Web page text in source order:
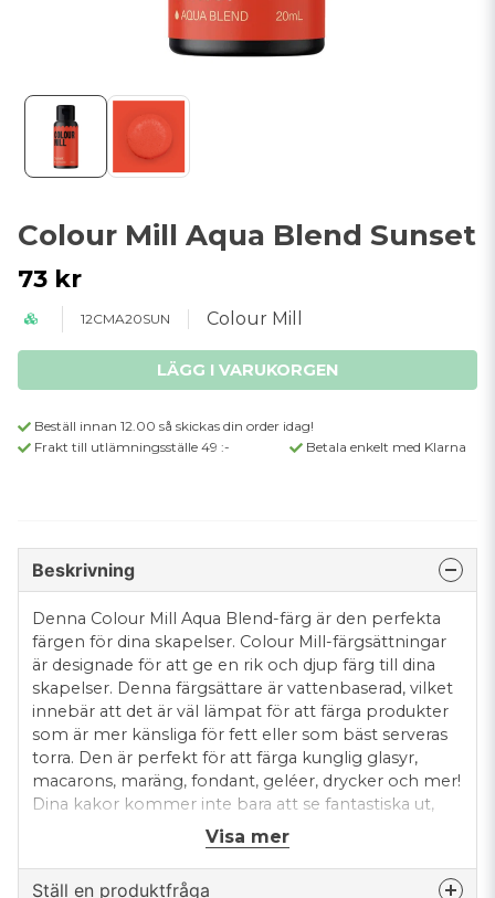
Colour Mill Aqua Blend Sunset
73 kr
12CMA20SUN Colour Mill
LÄGG I VARUKORGEN
Beställ innan 12.00 så skickas din order idag!
Frakt till utlämningsställe 49 :-
Betala enkelt med Klarna
Beskrivning
Denna Colour Mill Aqua Blend-färg är den perfekta
färgen för dina skapelser. Colour Mill-färgsättningar
är designade för att ge en rik och djup färg till dina
skapelser. Denna färgsättare är vattenbaserad, vilket
innebär att det är väl lämpat för att färga produkter
som är mer känsliga för fett eller som bäst serveras
torra. Den är perfekt för att färga kunglig glasyr,
macarons, maräng, fondant, geléer, drycker och mer!
Dina kakor kommer inte bara att se fantastiska ut,
utan Colour Mill hjälper dig också att få mer färg för
pengarna. Den höga koncentrationen innebär att du
använder mycket mindre än du normalt skulle göra
Visa mer
Ställ en produktfråga